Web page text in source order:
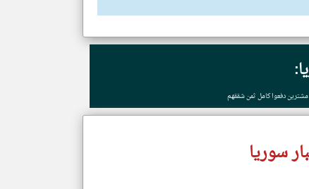
دفعوا كامل ثمن شققهم
سوريا